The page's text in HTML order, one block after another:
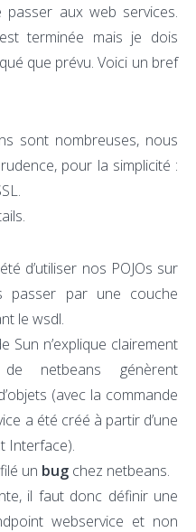
aux web services.
terminée mais je dois
que prévu. Voici un bref
sont nombreuses, nous
pour la simplicité :
d’utiliser nos POJOs sur
passer par une couche
le wsdl.
Sun n’explique clairement
netbeans génèrent
(avec la commande
a été créé à partir d’une
Interface).
filé un bug chez netbeans.
il faut donc définir une
webservice et non